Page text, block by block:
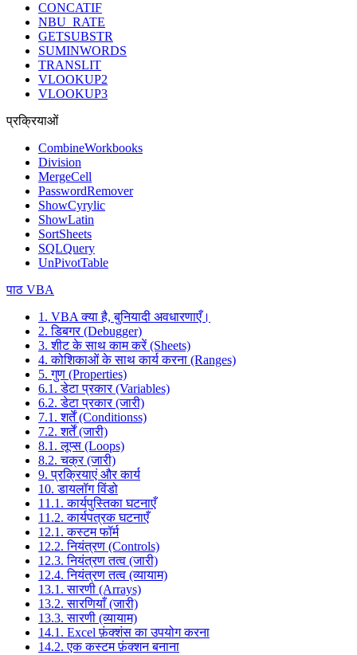
CONCATIF
NBU_RATE
GETSUBSTR
SUMINWORDS
TRANSLIT
VLOOKUP2
VLOOKUP3
प्रक्रियाओं
CombineWorkbooks
Division
MergeCell
PasswordRemover
ShowCyrylic
ShowLatin
SortSheets
SQLQuery
UnPivotTable
पाठ VBA
1. VBA क्या है, बुनियादी अवधारणाएँ।
2. डिबगर (Debugger)
3. शीट के साथ काम करें (Sheets)
4. कोशिकाओं के साथ कार्य करना (Ranges)
5. गुण (Properties)
6.1. डेटा प्रकार (Variables)
6.2. डेटा प्रकार (जारी)
7.1. शर्तें (Conditionss)
7.2. शर्तें (जारी)
8.1. लूप्स (Loops)
8.2. चक्र (जारी)
9. प्रक्रियाएं और कार्य
10. डायलॉग विंडो
11.1. कार्यपुस्तिका घटनाएँ
11.2. कार्यपत्रक घटनाएँ
12.1. कस्टम फॉर्म
12.2. नियंत्रण (Controls)
12.3. नियंत्रण तत्व (जारी)
12.4. नियंत्रण तत्व (व्यायाम)
13.1. सारणी (Arrays)
13.2. सारणियाँ (जारी)
13.3. सारणी (व्यायाम)
14.1. Excel फ़ंक्शंस का उपयोग करना
14.2. एक कस्टम फ़ंक्शन बनाना